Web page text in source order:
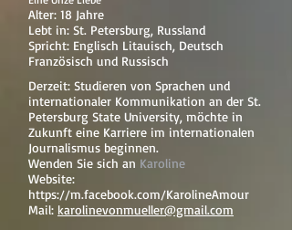
Alter: 18 Jahre
Lebt in: St. Petersburg, Russland
Spricht: Englisch Litauisch, Deutsch
Französisch und Russisch
Derzeit: Studieren von Sprachen und
internationaler Kommunikation an der St.
Petersburg State University, möchte in
Zukunft eine Karriere im internationalen
Journalismus beginnen.
Wenden Sie sich an Karoline
Website:
https://m.facebook.com/KarolineAmour
Mail: karolinevonmueller@gmail.com